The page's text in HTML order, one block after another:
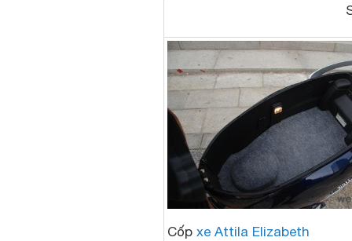
Cốp xe Attila Elizabeth